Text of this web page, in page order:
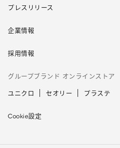
プレスリリース
企業情報
採用情報
グループブランド オンラインストア
ユニクロ セオリー プラステ
Cookie設定